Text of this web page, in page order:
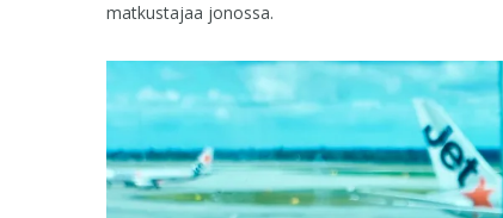
matkustajaa jonossa.